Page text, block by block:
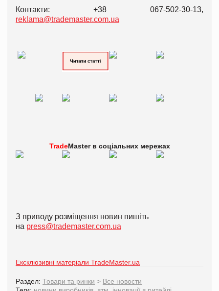
Контакти: +38 067-502-30-13,
reklama@trademaster.com.ua
TradeMaster в соціальних мережах
З приводу розміщення новин пишіть
на press@trademaster.com.ua
Ексклюзивні матеріали TradeMaster.ua
Раздел: Товари та ринки > Все новости